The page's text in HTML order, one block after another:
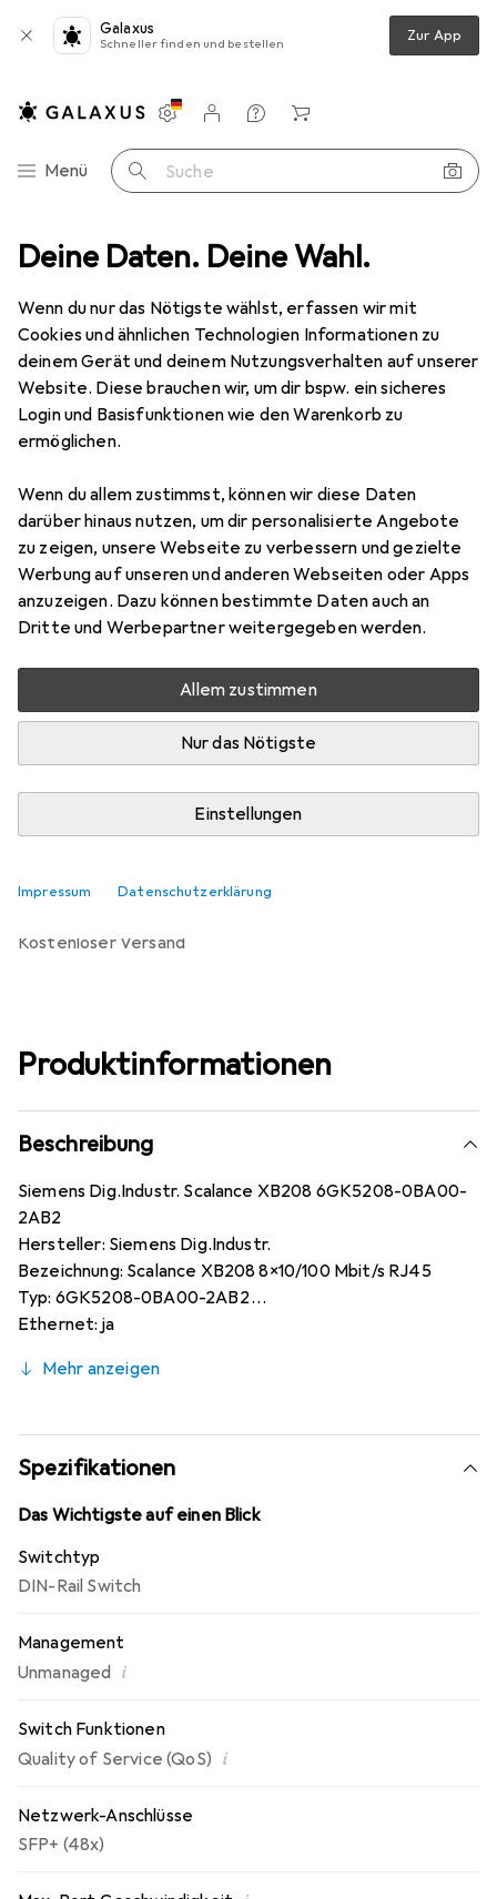
Deine Daten. Deine Wahl.
Wenn du nur das Nötigste wählst, erfassen wir mit
Cookies und ähnlichen Technologien Informationen zu
deinem Gerät und deinem Nutzungsverhalten auf unserer
Website. Diese brauchen wir, um dir bspw. ein sicheres
Login und Basisfunktionen wie den Warenkorb zu
ermöglichen.
Wenn du allem zustimmst, können wir diese Daten
darüber hinaus nutzen, um dir personalisierte Angebote
zu zeigen, unsere Webseite zu verbessern und gezielte
Werbung auf unseren und anderen Webseiten oder Apps
anzuzeigen. Dazu können bestimmte Daten auch an
Dritte und Werbepartner weitergegeben werden.
Allem zustimmen
Nur das Nötigste
Einstellungen
Impressum Datenschutzerklärung
Galaxus
Schneller finden und bestellen Zur App
Navigation nach Kategorien
Menü Suche
Einstellungen
Kundenkonto
Vergleichslisten
Merklisten
Warenkorb
Switch Siemens ScalanceXB208 managable layer IE-Switch
7 Bilder
SiemensScalanceXB208 managable
layer IE-Switch
8 Ports
Preis in EUR inkl. MwSt.
EUR
585,12
Bewertungen Marke
Mehr von Siemens
Nur 1 Stück an Lager beim Lieferanten
Lieferort angeben für genaue Lieferzeit
In den Warenkorb
Vergleichen
kostenloser Versand
Produktinformationen
Beschreibung
Siemens Dig.Industr. Scalance XB208 6GK5208-0BA00-
2AB2
Hersteller: Siemens Dig.Industr.
Bezeichnung: Scalance XB208 8x10/100 Mbit/s RJ45
Typ: 6GK5208-0BA00-2AB2
Ethernet: ja
Montageart: Hutschiene
Layer 3: nein
Managebar: ja
Schutzart (IP): IP20
Höhe: 117 mm
Tiefe: 109 mm
Mehr anzeigen
Spezifikationen
Das Wichtigste auf einen Blick
Switchtyp
DIN-Rail Switch
Management
Unmanaged i
Switch Funktionen
Quality of Service (QoS) i
Netzwerk-Anschlüsse
SFP+ (48x)